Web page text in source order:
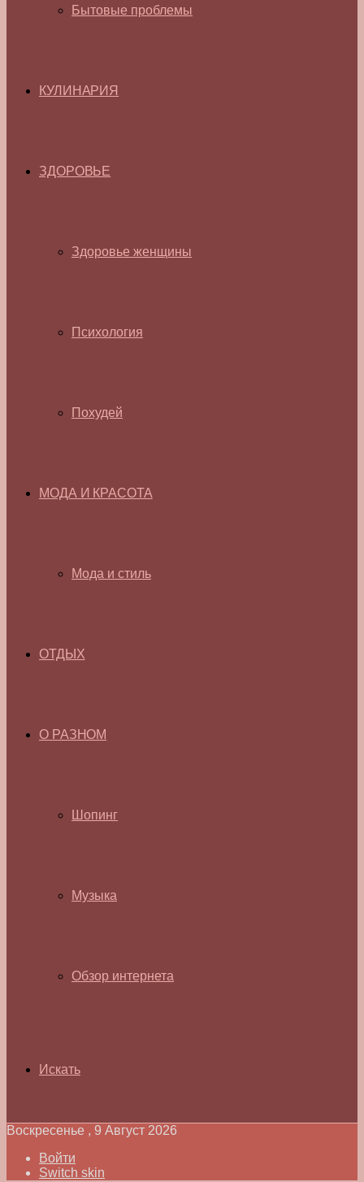
Бытовые проблемы
КУЛИНАРИЯ
ЗДОРОВЬЕ
Здоровье женщины
Психология
Похудей
МОДА И КРАСОТА
Мода и стиль
ОТДЫХ
О РАЗНОМ
Шопинг
Музыка
Обзор интернета
Искать
Воскресенье , 9 Август 2026
Войти
Switch skin